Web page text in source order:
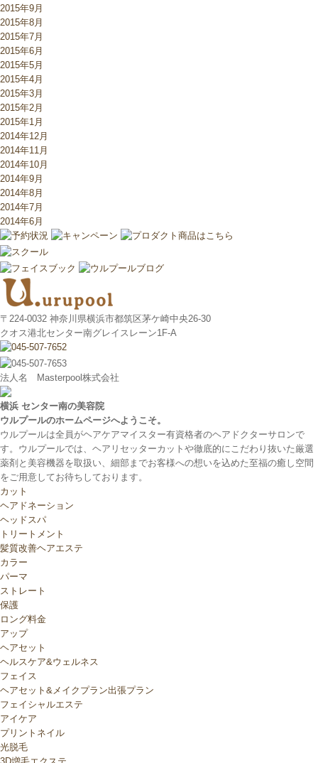
2015年9月
2015年8月
2015年7月
2015年6月
2015年5月
2015年4月
2015年3月
2015年2月
2015年1月
2014年12月
2014年11月
2014年10月
2014年9月
2014年8月
2014年7月
2014年6月
〒224-0032 神奈川県横浜市都筑区茅ケ崎中央26-30
クオス港北センター南グレイスレーン1F‐A
法人名 Masterpool株式会社
横浜 センター南の美容院
ウルプールのホームページへようこそ。
ウルプールは全員がヘアケアマイスター有資格者のヘアドクターサロンで
す。ウルプールでは、ヘアリセッターカットや徹底的にこだわり抜いた厳選
薬剤と美容機器を取扱い、細部までお客様への想いを込めた至福の癒し空間
をご用意してお待ちしております。
カット
ヘアドネーション
ヘッドスパ
トリートメント
髪質改善ヘアエステ
カラー
パーマ
ストレート
保護
ロング料金
アップ
ヘアセット
ヘルスケア&ウェルネス
フェイス
ヘアセット&メイクプラン出張プラン
フェイシャルエステ
アイケア
プリントネイル
光脱毛